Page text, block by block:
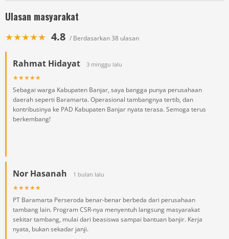
Ulasan masyarakat
★★★★★ 4.8 / Berdasarkan 38 ulasan
Rahmat Hidayat 3 minggu lalu
★★★★★
Sebagai warga Kabupaten Banjar, saya bangga punya perusahaan
daerah seperti Baramarta. Operasional tambangnya tertib, dan
kontribusinya ke PAD Kabupaten Banjar nyata terasa. Semoga terus
berkembang!
Nor Hasanah 1 bulan lalu
★★★★★
PT Baramarta Perseroda benar-benar berbeda dari perusahaan
tambang lain. Program CSR-nya menyentuh langsung masyarakat
sekitar tambang, mulai dari beasiswa sampai bantuan banjir. Kerja
nyata, bukan sekadar janji.